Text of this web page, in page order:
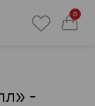
0
-